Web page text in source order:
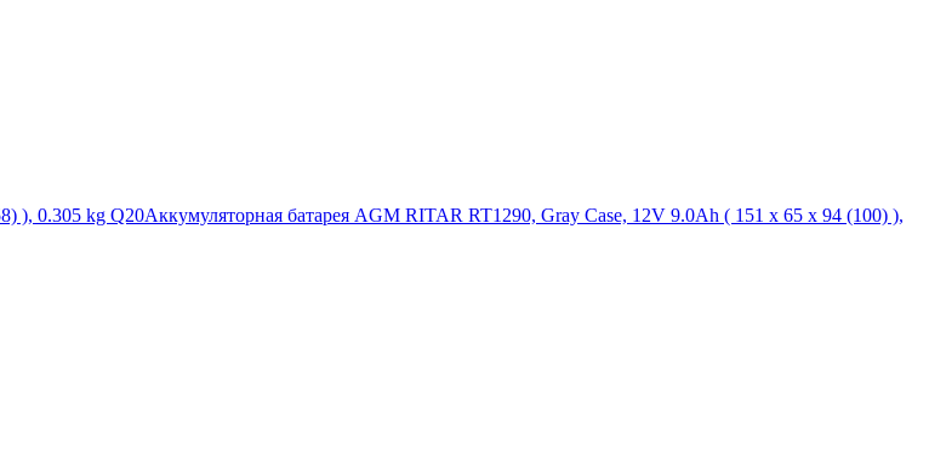
), 0.305 kg Q20Аккумуляторная батарея AGM RITAR RT1290, Gray Case, 12V 9.0Ah ( 151 х 65 х 94 (100) ),